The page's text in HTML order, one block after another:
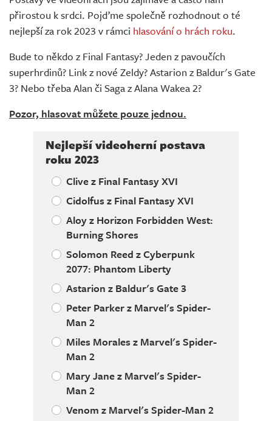
Živě
přirostou k srdci. Pojďme společně rozhodnout o té
nejlepší za rok 2023 v rámci hlasování o hrách roku.
Bude to někdo z Final Fantasy? Jeden z pavoučích
superhrdinů? Link z nové Zeldy? Astarion z Baldur's Gate
3? Nebo třeba Alan či Saga z Alana Wakea 2?
Pozor, hlasovat můžete pouze jednou.
Nejlepší videoherní postava
roku 2023
Clive z Final Fantasy XVI
Cidolfus z Final Fantasy XVI
Aloy z Horizon Forbidden West:
Burning Shores
Solomon Reed z Cyberpunk
2077: Phantom Liberty
Astarion z Baldur's Gate 3
Peter Parker z Marvel's Spider-
Man 2
Miles Morales z Marvel's Spider-
Man 2
Mary Jane z Marvel's Spider-
Man 2
Venom z Marvel's Spider-Man 2